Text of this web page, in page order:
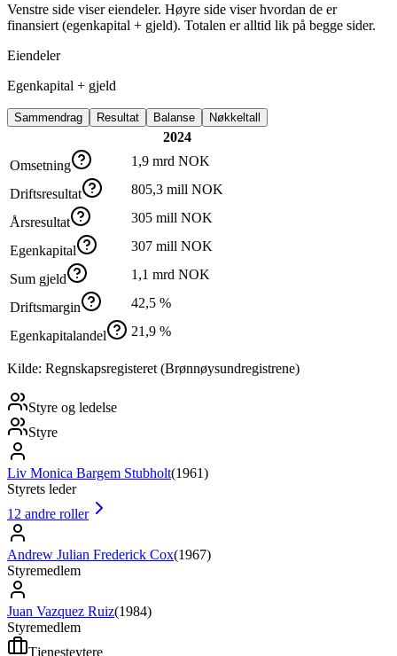
Venstre side viser eiendeler. Høyre side viser hvordan de er
finansiert (egenkapital + gjeld). Totalen er alltid lik på begge sider.
Eiendeler
Egenkapital + gjeld
Sammendrag Resultat Balanse Nøkkeltall
2024
Omsetning
1,9 mrd NOK
Driftsresultat 805,3 mill NOK
Årsresultat 305 mill NOK
Egenkapital 307 mill NOK
Sum gjeld 1,1 mrd NOK
Driftsmargin 42,5 %
Egenkapitalandel 21,9 %
Kilde: Regnskapsregisteret (Brønnøysundregistrene)
Styre og ledelse
Styre
Liv Monica Bargem Stubholt(1961)
Styrets leder
12 andre roller
Andrew Julian Frederick Cox(1967)
Styremedlem
Juan Vazquez Ruiz(1984)
Styremedlem
Tjenesteytere